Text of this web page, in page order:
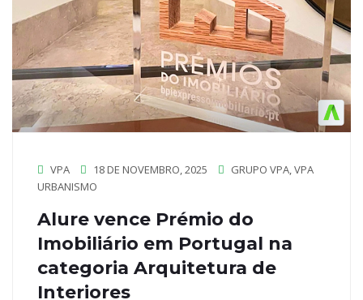
VPA 18 DE NOVEMBRO, 2025 GRUPO VPA VPA
URBANISMO
Alure vence Prémio do
Imobiliário em Portugal na
categoria Arquitetura de
Interiores